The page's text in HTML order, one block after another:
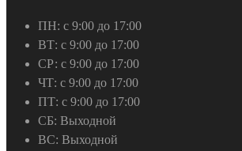
ПН: с 9:00 до 17:00
ВТ: с 9:00 до 17:00
СР: с 9:00 до 17:00
ЧТ: с 9:00 до 17:00
ПТ: с 9:00 до 17:00
СБ: Выходной
ВС: Выходной